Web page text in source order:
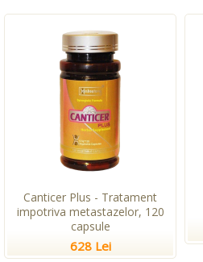
Canticer Plus - Tratament
impotriva metastazelor, 120
capsule
628 Lei